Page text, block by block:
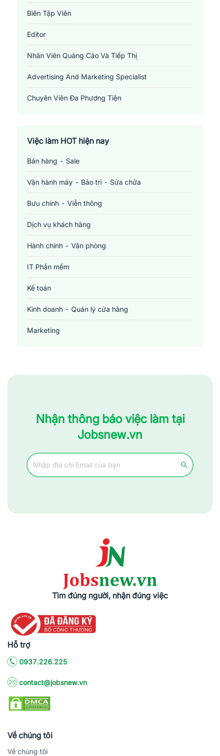
việc làm tại những doanh nghiệp, công ty uy tín mà còn hỗ trợ
CV chuyên nghiệp. Jobsnew tin rằng bước đầu tiên trong tìm
Biên Tập Viên
Editor
Nhân Viên Quảng Cáo Và Tiếp Thị
Advertising And Marketing Specialist
Chuyên Viên Đa Phương Tiện
Việc làm HOT hiện nay
Bán hàng - Sale
Vận hành máy - Bảo trì - Sửa chữa
Bưu chính - Viễn thông
Dịch vụ khách hàng
Hành chính - Văn phòng
IT Phần mềm
Kế toán
Kinh doanh - Quản lý cửa hàng
Marketing
Y tế - Chăm sóc sức khỏe
Nhận thông báo việc làm tại
Jobsnew.vn
Tìm đúng người, nhận đúng việc
Hỗ trợ
0937.226.225
contact@jobsnew.vn
Về chúng tôi
Về chúng tôi